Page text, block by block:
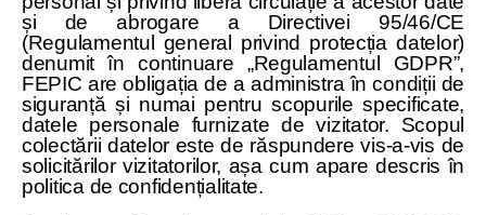
și de abrogare a Directivei 95/46/CE
(Regulamentul general privind protecția datelor)
denumit în continuare „Regulamentul GDPR”,
FEPIC are obligația de a administra în condiții de
siguranță și numai pentru scopurile specificate,
datele personale furnizate de vizitator. Scopul
colectării datelor este de răspundere vis-a-vis de
solicitărilor vizitatorilor, așa cum apare descris în
politica de confidențialitate.